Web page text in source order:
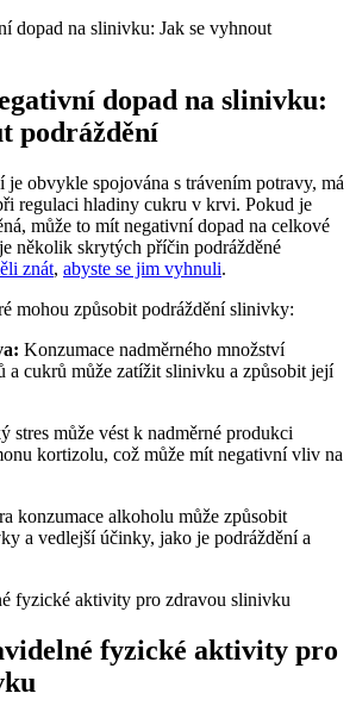
dopad na slinivku:
podráždění
je obvykle spojována s trávením potravy,‌ má
regulaci hladiny cukru v‌ krvi. Pokud je
⁢může to⁢ mít negativní ⁢dopad na ‌celkové
několik⁢ skrytých ⁤příčin podrážděné
znát, abyste se jim vyhnuli.
mohou způsobit ‌podráždění slinivky:
Konzumace⁤ nadměrného‌ množství
a cukrů může zatížit slinivku a způsobit její⁤
stres ⁢může vést k ⁤nadměrné produkci
kortizolu, což může mít⁢ negativní vliv ‍na​
konzumace alkoholu může ‍způsobit
​a vedlejší účinky, jako je​ podráždění a⁢
fyzické aktivity⁣ pro